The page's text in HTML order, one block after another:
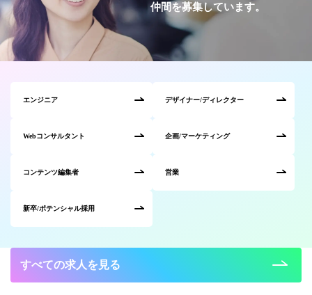
仲間を募集しています。
エンジニア デザイナー/ディレクター
Webコンサルタント 企画/マーケティング
コンテンツ編集者 営業
新卒/ポテンシャル採用
すべての求人を見る